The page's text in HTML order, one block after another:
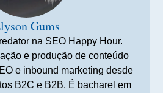
Gums
na SEO Happy Hour.
e produção de conteúdo
e inbound marketing desde
B2C e B2B. É bacharel em